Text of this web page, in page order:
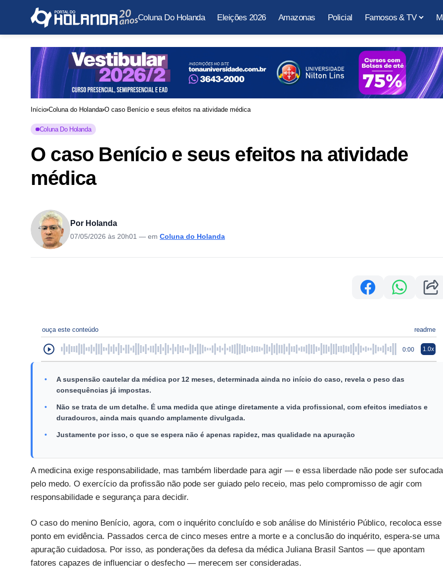
Coluna Do Holanda Eleições 2026 Amazonas Policial Famosos & TV
Início Coluna do Holanda O caso Benício e seus efeitos na atividade médica
Coluna Do Holanda
O caso Benício e seus efeitos na atividade
médica
Por Holanda
07/05/2026 às 20h01 — em Coluna do Holanda
ouça este conteúdo readme
0:00 1.0x
•
A suspensão cautelar da médica por 12 meses, determinada ainda no início do caso, revela o peso das
consequências já impostas.
•
Não se trata de um detalhe. É uma medida que atinge diretamente a vida profissional, com efeitos imediatos e
duradouros, ainda mais quando amplamente divulgada.
• Justamente por isso, o que se espera não é apenas rapidez, mas qualidade na apuração
A medicina exige responsabilidade, mas também liberdade para agir — e essa liberdade não pode ser sufocada
pelo medo. O exercício da profissão não pode ser guiado pelo receio, mas pelo compromisso de agir com
responsabilidade e segurança para decidir.
O caso do menino Benício, agora, com o inquérito concluído e sob análise do Ministério Público, recoloca esse
ponto em evidência. Passados cerca de cinco meses entre a morte e a conclusão do inquérito, espera-se uma
apuração cuidadosa. Por isso, as ponderações da defesa da médica Juliana Brasil Santos — que apontam
fatores capazes de influenciar o desfecho — merecem ser consideradas.